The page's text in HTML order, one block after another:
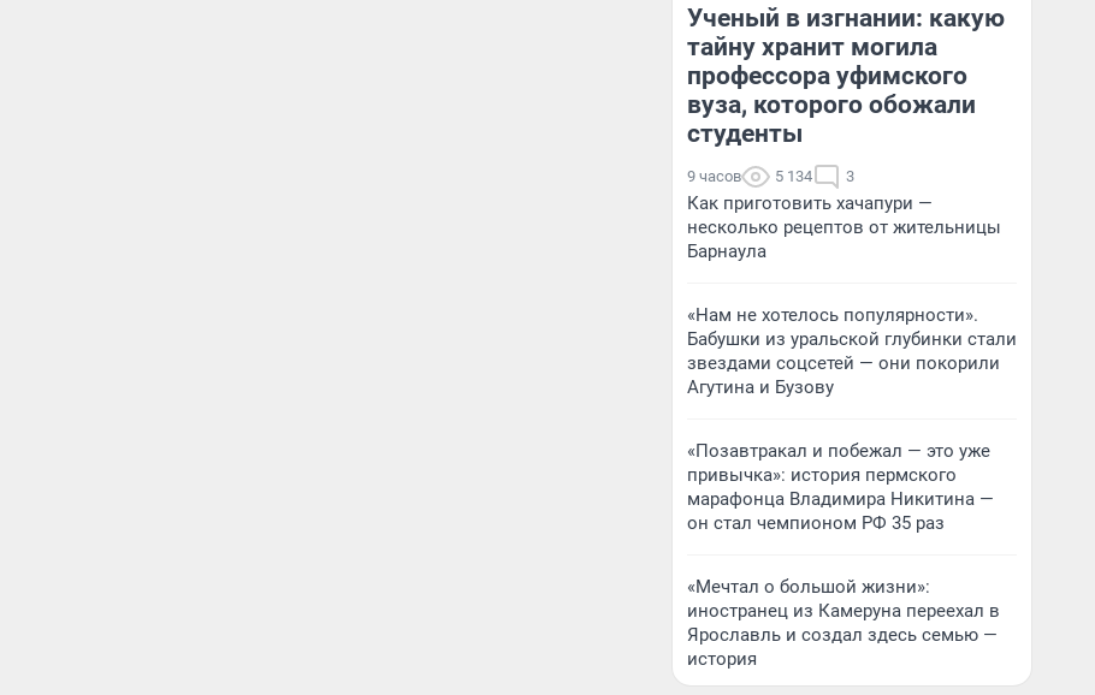
бизнесе
Ученый в изгнании: какую
тайну хранит могила
профессора уфимского
вуза, которого обожали
студенты
9 часов 5 134 3
Как приготовить хачапури —
несколько рецептов от жительницы
Барнаула
«Нам не хотелось популярности».
Бабушки из уральской глубинки стали
звездами соцсетей — они покорили
Агутина и Бузову
«Позавтракал и побежал — это уже
привычка»: история пермского
марафонца Владимира Никитина —
он стал чемпионом РФ 35 раз
«Мечтал о большой жизни»:
иностранец из Камеруна переехал в
Ярославль и создал здесь семью —
история